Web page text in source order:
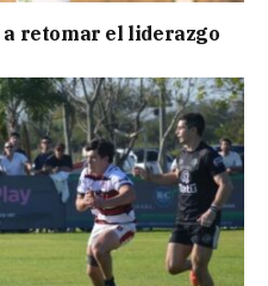
retomar el liderazgo